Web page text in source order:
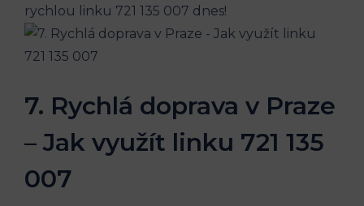
rychlou linku 721 135 007 dnes!
7.‌ Rychlá doprava‍ v Praze
– Jak využít linku 721 135
007